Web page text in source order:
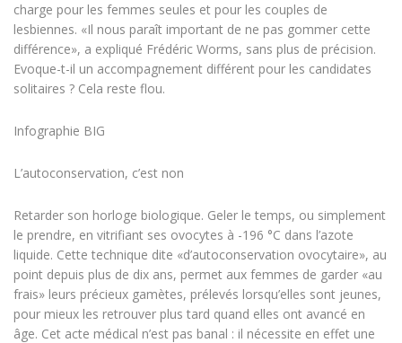
charge pour les femmes seules et pour les couples de
lesbiennes. «Il nous paraît important de ne pas gommer cette
différence», a expliqué Frédéric Worms, sans plus de précision.
Evoque-t-il un accompagnement différent pour les candidates
solitaires ? Cela reste flou.
Infographie BIG
L’autoconservation, c’est non
Retarder son horloge biologique. Geler le temps, ou simplement
le prendre, en vitrifiant ses ovocytes à -196 °C dans l’azote
liquide. Cette technique dite «d’autoconservation ovocytaire», au
point depuis plus de dix ans, permet aux femmes de garder «au
frais» leurs précieux gamètes, prélevés lorsqu’elles sont jeunes,
pour mieux les retrouver plus tard quand elles ont avancé en
âge. Cet acte médical n’est pas banal : il nécessite en effet une